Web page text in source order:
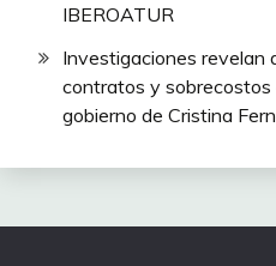
IBEROATUR
Investigaciones revelan
contratos y sobrecostos
gobierno de Cristina